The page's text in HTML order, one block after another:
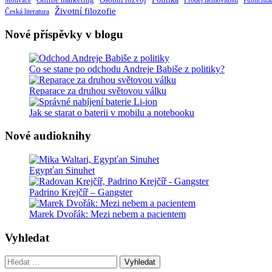
Česká literatura Životní filozofie
Nové příspěvky v blogu
Co se stane po odchodu Andreje Babiše z politiky?
Reparace za druhou světovou válku
Jak se starat o baterii v mobilu a notebooku
Nové audioknihy
Egypťan Sinuhet
Padrino Krejčíř – Gangster
Marek Dvořák: Mezi nebem a pacientem
Vyhledat
Vyhledat: